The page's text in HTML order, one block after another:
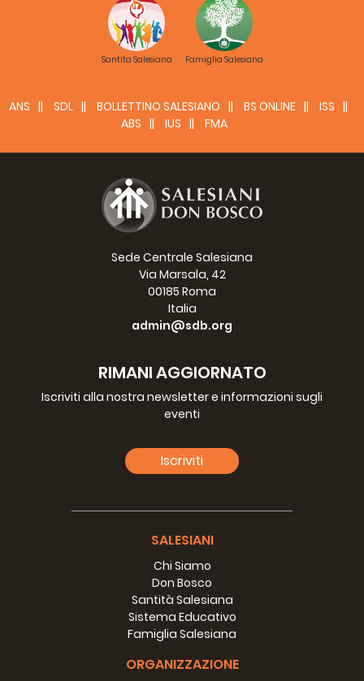
Santita Salesiana Famiglia Salesiana
ANS SDL BOLLETTINO SALESIANO BS ONLINE
ISS
ABS
IUS FMA
Sede Centrale Salesiana
Via Marsala, 42
00185 Roma
Italia
admin@sdb.org
RIMANI AGGIORNATO
Iscriviti alla nostra newsletter e informazioni sugli
eventi
Iscriviti
SALESIANI
Chi Siamo
Don Bosco
Santità Salesiana
Sistema Educativo
Famiglia Salesiana
ORGANIZZAZIONE